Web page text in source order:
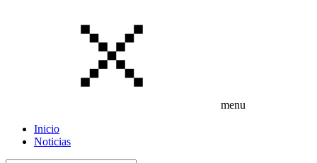
menu
Inicio
Noticias